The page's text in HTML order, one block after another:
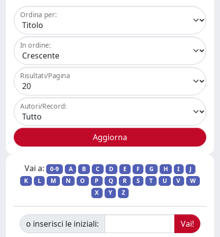
Ordina per:
In ordine:
Risultati/Pagina
Autori/Record:
Vai a: 0-9 A B C D E F G H I
J
K
L M N O P Q R S T U V
W
X
Y Z
o inserisci le iniziali: